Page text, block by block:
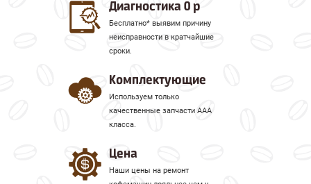
Диагностика 0 р
Бесплатно* выявим причину
неисправности в кратчайшие
сроки.
Комплектующие
Используем только
качественные запчасти ААА
класса.
Цена
Наши цены на ремонт